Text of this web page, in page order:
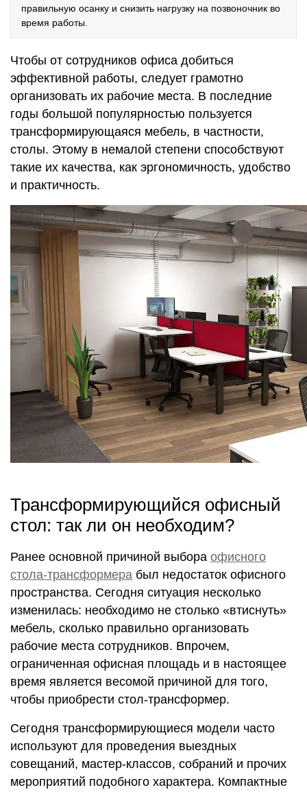
правильную осанку и снизить нагрузку на позвоночник во
время работы.
Чтобы от сотрудников офиса добиться
эффективной работы, следует грамотно
организовать их рабочие места. В последние
годы большой популярностью пользуется
трансформирующаяся мебель, в частности,
столы. Этому в немалой степени способствуют
такие их качества, как эргономичность, удобство
и практичность.
Трансформирующийся офисный
стол: так ли он необходим?
Ранее основной причиной выбора офисного
стола-трансформера был недостаток офисного
пространства. Сегодня ситуация несколько
изменилась: необходимо не столько «втиснуть»
мебель, сколько правильно организовать
рабочие места сотрудников. Впрочем,
ограниченная офисная площадь и в настоящее
время является весомой причиной для того,
чтобы приобрести стол-трансформер.
Сегодня трансформирующиеся модели часто
используют для проведения выездных
совещаний, мастер-классов, собраний и прочих
мероприятий подобного характера. Компактные